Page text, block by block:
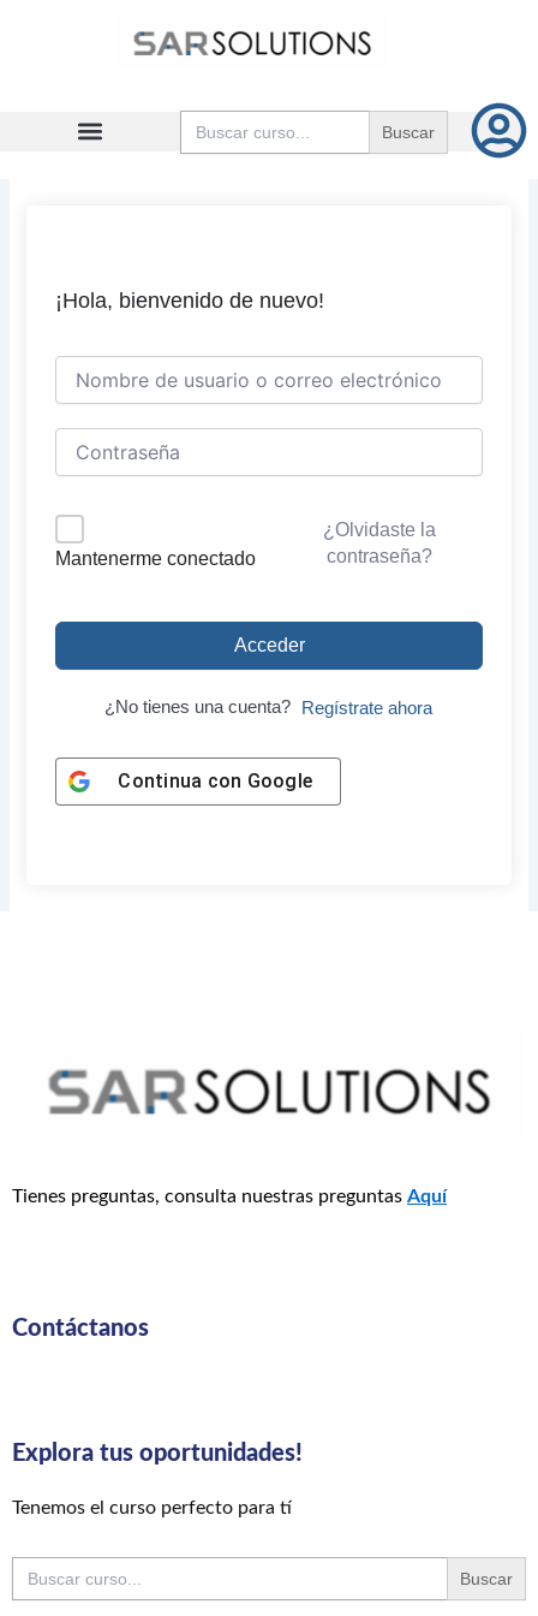
Buscar:
¡Hola, bienvenido de nuevo!
Mantenerme conectado
¿Olvidaste la
contraseña?
Acceder
¿No tienes una cuenta? Regístrate ahora
Continua con Google
Tienes preguntas, consulta nuestras preguntas Aquí
Contáctanos
Explora tus oportunidades!
Tenemos el curso perfecto para tí
Buscar: